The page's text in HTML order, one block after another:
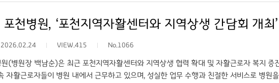
포천병원, ‘포천지역자활센터와 지역상생 간담회 개최’
2026.02.24 VIEW.415 No.1066
원(병원장 백남순)은 최근 포천지역자활센터와 지역상생 협력 확대 및 자활근로자 복지
자활근로자들이 병원 내에서 근무하고 있으며, 성실한 업무 수행과 친절한 서비스로 병원